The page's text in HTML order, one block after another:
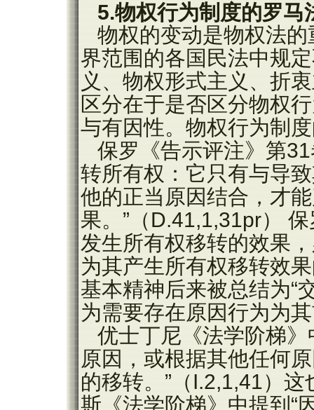
5.物权行为制度的罗马
物权的变动是物权法
界范围的各国民法中规
义、物权形式主义、折
区分在于是否区分物权
与有因性。物权行为制
保罗《告示评注》第
转所有权：它只有与导
他的正当原因结合，才
果。”（D.41,1,31pr）
发生所有权移转的效果
为其产生所有权移转效
基本精神后来被总结为“
为需要存在原因行为为
优士丁尼《法学阶梯
原因，或根据其他任何
的移转。”（I.2,1,41）
斯《法学阶梯》中提到“